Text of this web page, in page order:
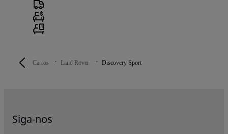
Carros Land Rover Discovery Sport
Siga-nos